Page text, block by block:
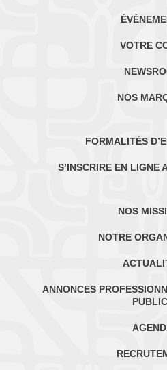
VOTRE
NOS
FORMALITÉS
S’INSCRIRE EN LIGNE
NOS
NOTRE
ANNONCES